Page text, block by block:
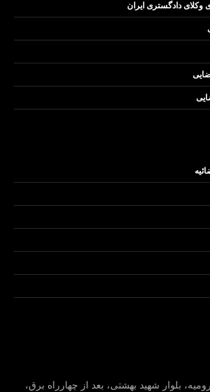
وکلای دادگستری ایران
بلوار شهید بهشتی، بعد از چهارراه برق،